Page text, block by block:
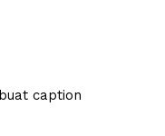
caption